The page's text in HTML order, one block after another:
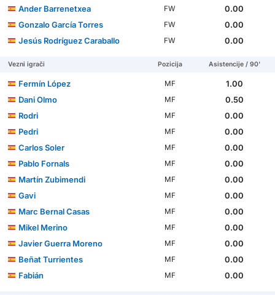
Ander Barrenetxea
FW
0.00
Gonzalo García Torres
FW
0.00
Jesús Rodríguez Caraballo
FW 0.00
Vezni igrači Pozicija Asistencije / 90'
Fermín López MF
1.00
Dani Olmo
MF
0.50
Rodri
MF
0.00
Pedri
MF
0.00
Carlos Soler
MF
0.00
Pablo Fornals
MF
0.00
Martín Zubimendi
MF
0.00
Gavi
MF
0.00
Marc Bernal Casas
MF
0.00
Mikel Merino
MF
0.00
Javier Guerra Moreno
MF
0.00
Beñat Turrientes
MF
0.00
Fabián
MF 0.00